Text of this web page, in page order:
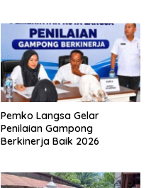
Pemko Langsa Gelar
Penilaian Gampong
Berkinerja Baik 2026